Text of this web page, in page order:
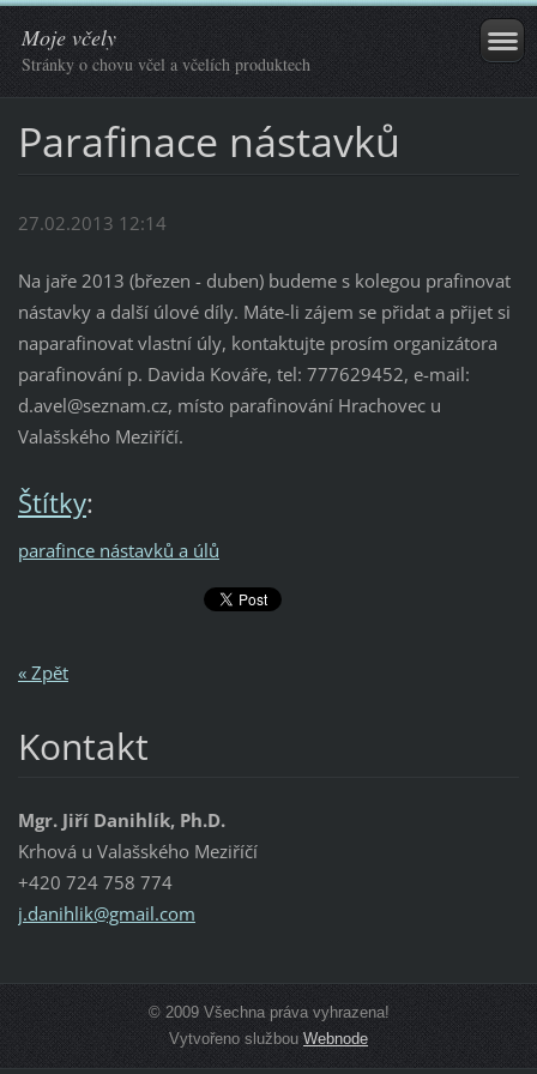
Moje včely
Stránky o chovu včel a včelích produktech
Parafinace nástavků
27.02.2013 12:14
Na jaře 2013 (březen - duben) budeme s kolegou prafinovat
nástavky a další úlové díly. Máte-li zájem se přidat a přijet si
naparafinovat vlastní úly, kontaktujte prosím organizátora
parafinování p. Davida Kováře, tel: 777629452, e-mail:
d.avel@seznam.cz, místo parafinování Hrachovec u
Valašského Meziříčí.
Štítky:
parafince nástavků a úlů
« Zpět
Kontakt
Mgr. Jiří Danihlík, Ph.D.
Krhová u Valašského Meziříčí
+420 724 758 774
j.danihlik@gmail.com
© 2009 Všechna práva vyhrazena!
Vytvořeno službouWebnode